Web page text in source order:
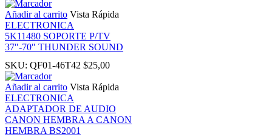
panel
panel
Panel
Añadir al carrito Vista Rápida
ELECTRONICA
5K11480 SOPORTE P/TV
37″-70″ THUNDER SOUND
SKU: QF01-46T42 $25,00
Añadir al carrito Vista Rápida
ELECTRONICA
ADAPTADOR DE AUDIO
CANON HEMBRA A CANON
HEMBRA BS2001